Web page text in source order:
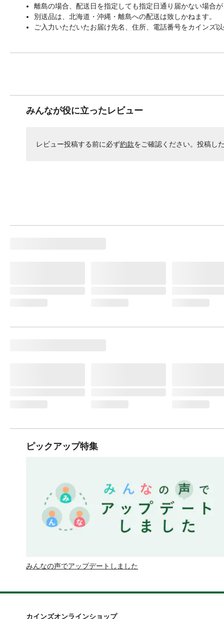
離島の場合、配送日を指定しても指定日通り届かない場合
別送品は、北海道・沖縄・離島への配送は致しかねます。
ご入力いただいたお届け先名、住所、電話番号をカインズ
みんなが役に立ったレビュー
レビュー投稿する前に必ず約款をご確認ください。投稿し
ピックアップ特集
みんなの声でアップデートしました
カインズオンラインショップ